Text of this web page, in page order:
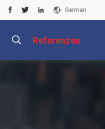
German
Referenzen